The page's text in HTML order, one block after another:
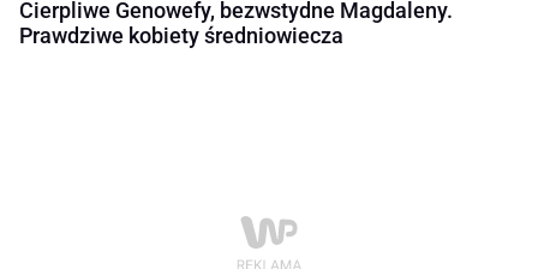
Cierpliwe Genowefy, bezwstydne Magdaleny.
Prawdziwe kobiety średniowiecza